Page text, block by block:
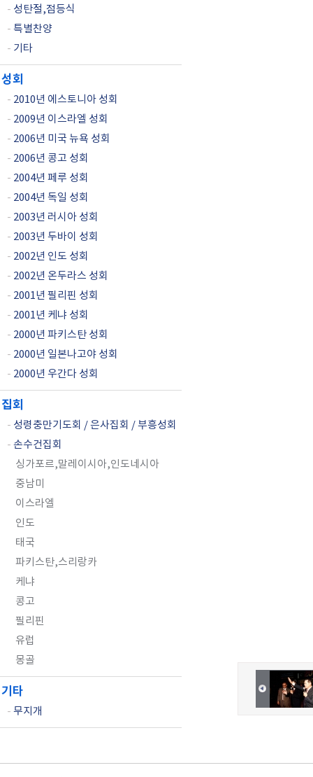
- 성탄절,점등식
- 특별찬양
- 기타
성회
- 2010년 에스토니아 성회
- 2009년 이스라엘 성회
- 2006년 미국 뉴욕 성회
- 2006년 콩고 성회
- 2004년 페루 성회
- 2004년 독일 성회
- 2003년 러시아 성회
- 2003년 두바이 성회
- 2002년 인도 성회
- 2002년 온두라스 성회
- 2001년 필리핀 성회
- 2001년 케냐 성회
- 2000년 파키스탄 성회
- 2000년 일본나고야 성회
- 2000년 우간다 성회
집회
- 성령충만기도회 / 은사집회 / 부흥성회
- 손수건집회
싱가포르,말레이시아,인도네시아
중남미
이스라엘
인도
태국
파키스탄,스리랑카
케냐
콩고
필리핀
유럽
몽골
기타
- 무지개